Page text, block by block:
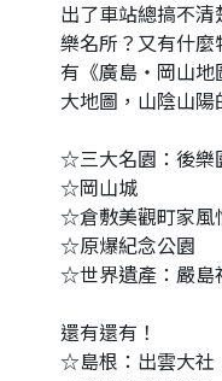
出了車站總搞不
樂名所？又有什麼
有《廣島‧岡山地
大地圖，山陰山陽
☆三大名園：後樂
☆岡山城
☆倉敷美觀町家風
☆原爆紀念公園
☆世界遺產：嚴島
還有還有！
☆島根：出雲大社